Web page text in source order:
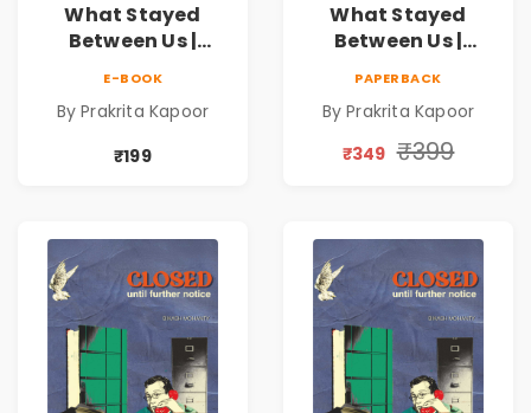
What Stayed
Between Us |
E-BOOK
By Prakrita Kapoor
₹199
What Stayed
Between Us |
PAPERBACK
By Prakrita Kapoor
₹349 ₹399